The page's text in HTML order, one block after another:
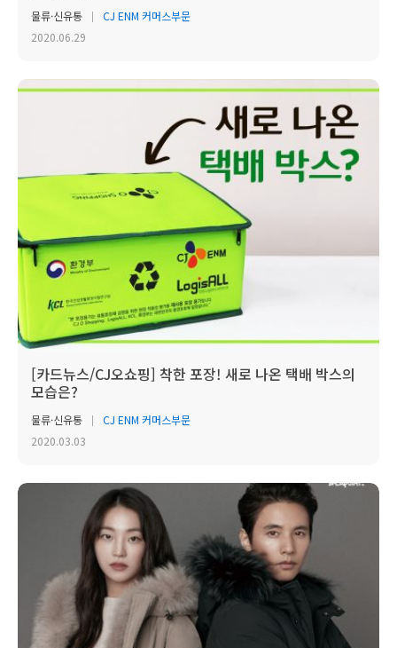
물류·신유통
CJ ENM 커머스부문
2020.06.29
[카드뉴스/CJ오쇼핑] 착한 포장! 새로 나온 택배 박스의
모습은?
물류·신유통
CJ ENM 커머스부문
2020.03.03